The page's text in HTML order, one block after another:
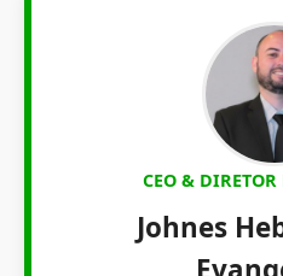
CEO &
Johnes